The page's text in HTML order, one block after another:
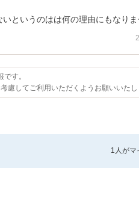
というのはは何の理由にもなりま
す。
慮してご利用いただくようお願いいたし
1人がマ